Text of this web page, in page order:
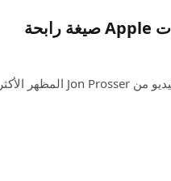
الائتمان: تقنية جون بروسر الأولى يقدم أحدث مقطع فيديو من Jon Prosser المظهر الأكثر